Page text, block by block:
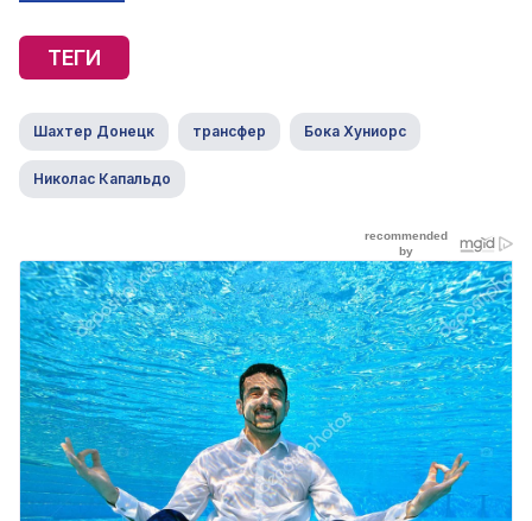
ТЕГИ
Шахтер Донецк трансфер Бока Хуниорс
Николас Капальдо